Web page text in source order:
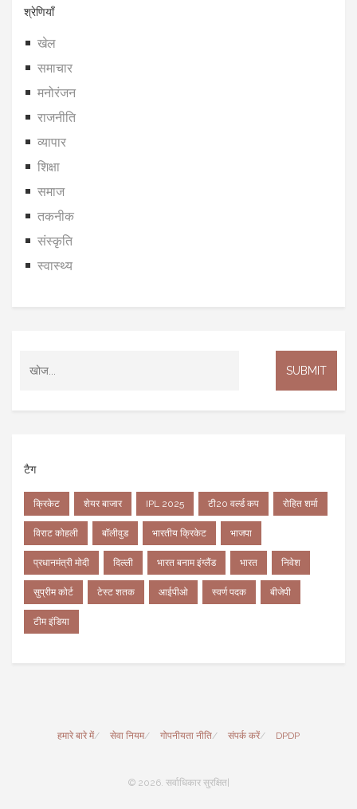
श्रेणियाँ
खेल
समाचार
मनोरंजन
राजनीति
व्यापार
शिक्षा
समाज
तकनीक
संस्कृति
स्वास्थ्य
टैग
क्रिकेट शेयर बाजार IPL 2025 टी20 वर्ल्ड कप रोहित शर्मा
विराट कोहली बॉलीवुड भारतीय क्रिकेट भाजपा
प्रधानमंत्री मोदी दिल्ली भारत बनाम इंग्लैंड भारत निवेश
सुप्रीम कोर्ट टेस्ट शतक आईपीओ स्वर्ण पदक बीजेपी
टीम इंडिया
हमारे बारे में सेवा नियम गोपनीयता नीति संपर्क करें DPDP
© 2026. सर्वाधिकार सुरक्षित|